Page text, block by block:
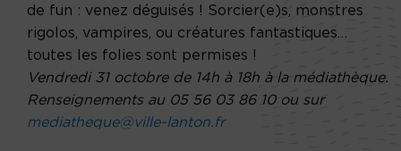
de fun : venez déguisés ! Sorcier(e)s, monstres
rigolos, vampires, ou créatures fantastiques…
toutes les folies sont permises !
Vendredi 31 octobre de 14h à 18h à la médiathèque.
Renseignements au 05 56 03 86 10 ou sur
mediatheque@ville-lanton.fr